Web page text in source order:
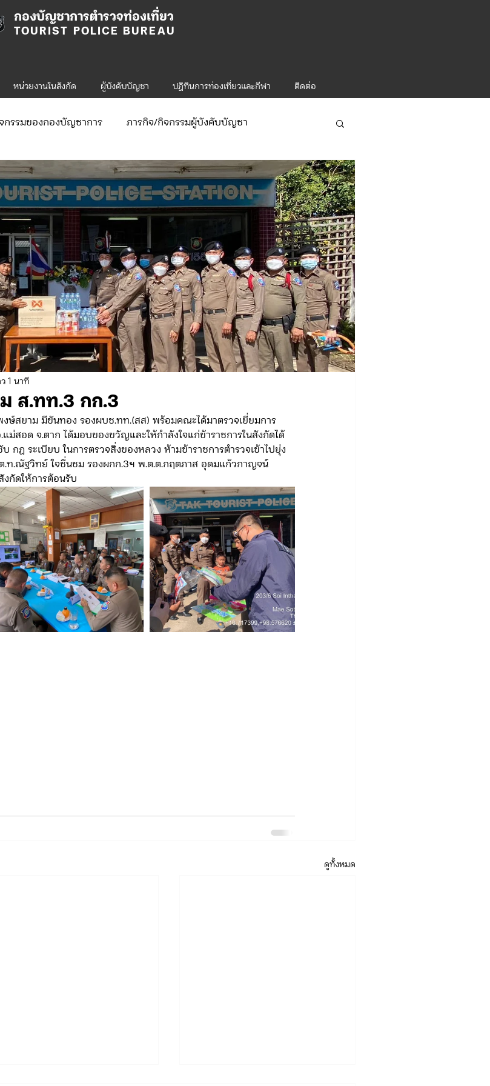
กองบัญชาการตำรวจท่องเที่ยว
TOURIST POLICE BUREAU
หน่วยงานในสังกัด ผู้บังคับบัญชา ปฎิทินการท่องเที่ยวและกีฬา ติดต่อ
กรรมของกองบัญชาการ ภารกิจ/กิจกรรมผู้บังคับบัญชา
ดซื้อจัดจ้าง/แผน/ตัวชี้วัด กิจกรรมของกองบังคับการท่องเที่ยว-1
ศและคำสั่ง ทท.1 ข่าวรับสมัคร ทท.1
รมของกองบังคับการท่องเที่ยว-2 ข่าวประกาศและคำสั่ง ทท.2
วัด ทท.2 ภารกิจ/กิจกรรมผู้บังคับบัญชา ทท.3
ประกาศและคำสั่ง ทท.3 ข่าวรับสมัคร ทท.3
อง บก.อก. ภารกิจ/กิจกรรมผู้บังคับบัญชา บก.อก.
บก.อก. จัดซื้อจัดจ้าง/แผน/ตัวชี้วัด บก.อก.
ส.ทท.3 กก.3
1 นาที
งษ์สยาม มีขันทอง รองผบช.ทท.(สส) พร้อมคณะได้มาตรวจเยี่ยมการ
สอด จ.ตาก ได้มอบของขวัญและให้กำลังใจแก่ข้าราชการในสังกัดได้
ฏ ระเบียบ ในการตรวจสิ่งของหลวง ห้ามข้าราชการตำรวจเข้าไปยุ่ง
.ท.ณัฐวิทย์ ใจชื่นชม รองผกก.3ฯ พ.ต.ต.กฤตภาส อุดมแก้วกาญจน์
งกัดให้การต้อนรับ
ดูทั้งหมด